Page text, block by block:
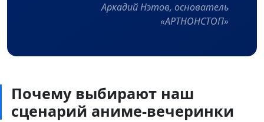
Аркадий Нэтов, основатель
«АРТНОНСТОП»
Почему выбирают наш
сценарий аниме-вечеринки